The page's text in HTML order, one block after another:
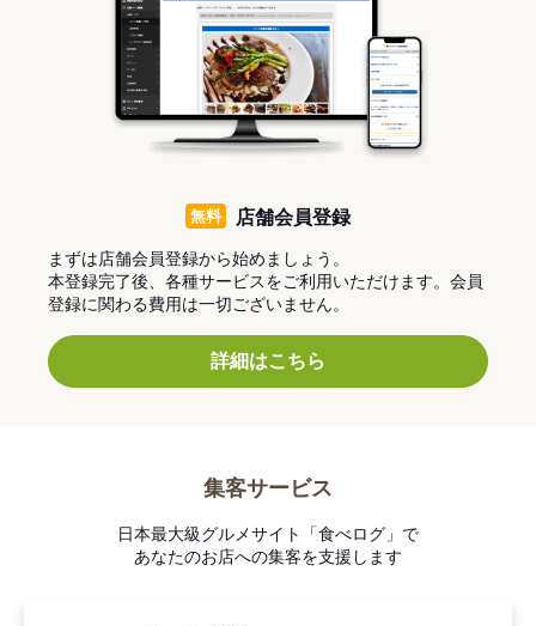
無料 店舗会員登録
まずは店舗会員登録から始めましょう。
本登録完了後、各種サービスをご利用いただけます。会員
登録に関わる費用は一切ございません。
詳細はこちら
集客サービス
日本最大級グルメサイト「食べログ」で
あなたのお店への集客を支援します